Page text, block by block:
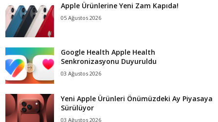
Apple Ürünlerine Yeni Zam Kapıda!
05 Ağustos 2026
Google Health Apple Health
Senkronizasyonu Duyuruldu
03 Ağustos 2026
Yeni Apple Ürünleri Önümüzdeki Ay Piyasaya
Sürülüyor
03 Ağustos 2026